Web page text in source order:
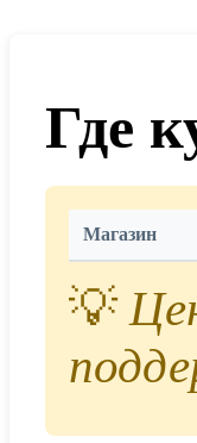
Где
Магазин
💡